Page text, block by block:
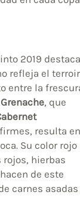
2019 destaca
refleja el terroir
entre la
Grenache, que
resulta en
Su color rojo
hierbas
de este
carnes asadas